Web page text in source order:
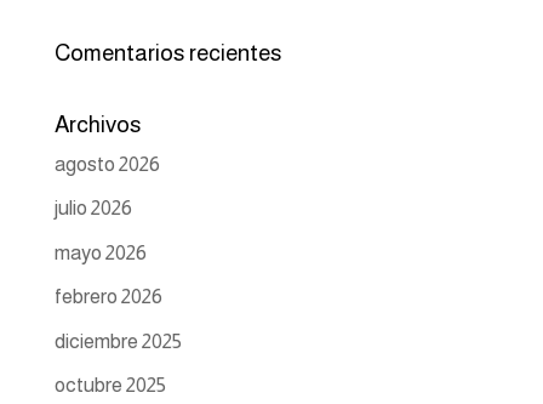
Comentarios recientes
Archivos
agosto 2026
julio 2026
mayo 2026
febrero 2026
diciembre 2025
octubre 2025